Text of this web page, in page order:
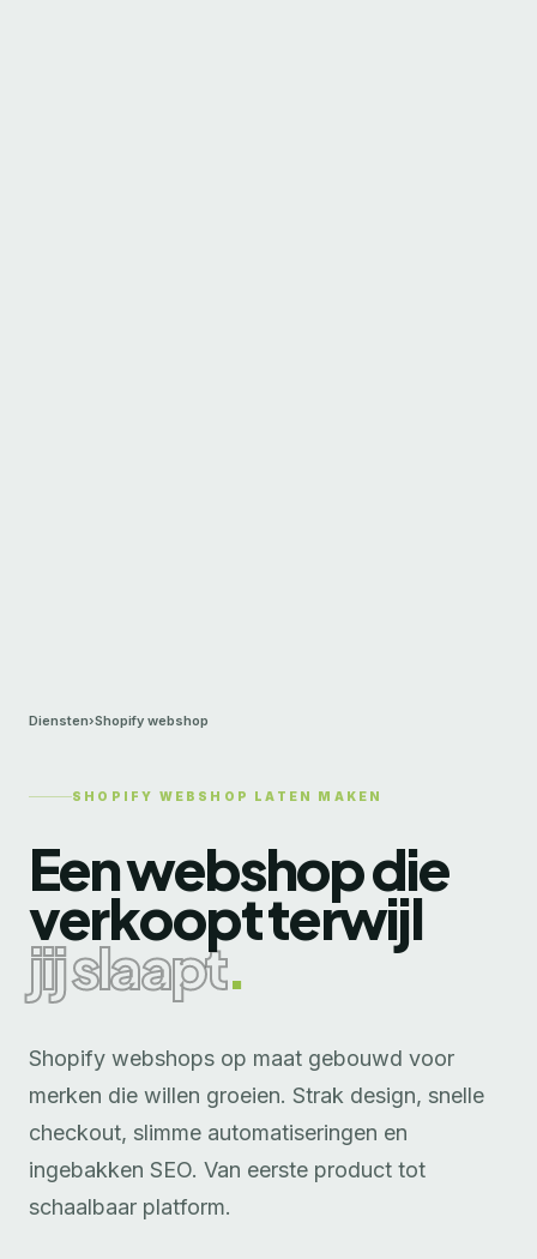
Diensten›Shopify webshop
SHOPIFY WEBSHOP LATEN MAKEN
Een webshop die
verkoopt terwijl
jij slaapt.
Shopify webshops op maat gebouwd voor
merken die willen groeien. Strak design, snelle
checkout, slimme automatiseringen en
ingebakken SEO. Van eerste product tot
schaalbaar platform.